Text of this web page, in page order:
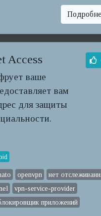
Access
ваше
вам
для защиты
openvpn
нет
vpn-service-provider
приложений